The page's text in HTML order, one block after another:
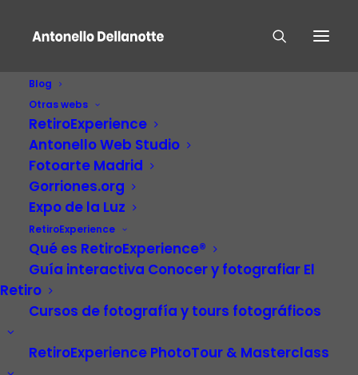
Blog
Otras webs
RetiroExperience
Antonello Web Studio
Fotoarte Madrid
Gorriones.org
Expo de la Luz
RetiroExperience
Qué es RetiroExperience®
Guía interactiva Conocer y fotografiar El
Retiro
Cursos de fotografía y tours fotográficos
RetiroExperience PhotoTour & Masterclass
El Retiro –
RetiroExperience